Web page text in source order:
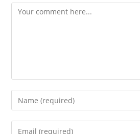
Comment
Enter
your
name
Enter